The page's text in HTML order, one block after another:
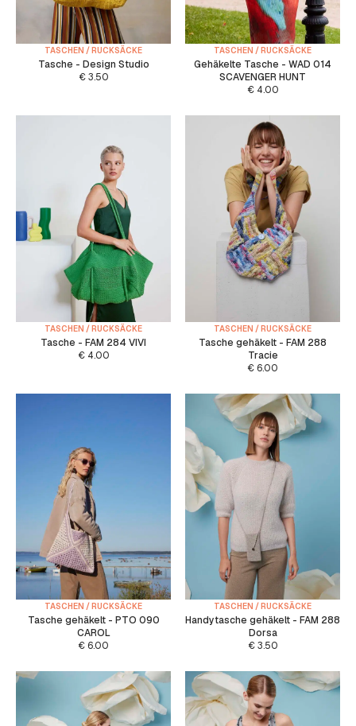
TASCHEN / RUCKSÄCKE
Tasche - Design Studio
€3.50
TASCHEN / RUCKSÄCKE
Gehäkelte Tasche - WAD 014
SCAVENGER HUNT
€4.00
TASCHEN / RUCKSÄCKE
Tasche - FAM 284 VIVI
€4.00
TASCHEN / RUCKSÄCKE
Tasche gehäkelt - FAM 288
Tracie
€ 6.00
TASCHEN / RUCKSÄCKE
Tasche gehäkelt - PTO 090
CAROL
€ 6.00
TASCHEN / RUCKSÄCKE
Handytasche gehäkelt - FAM 288
Dorsa
€3.50